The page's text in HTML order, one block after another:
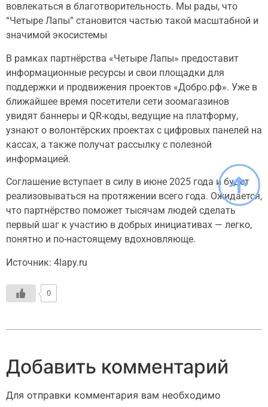
вовлекаться в благотворительность. Мы рады, что
“Четыре Лапы” становится частью такой масштабной и
значимой экосистемы
В рамках партнёрства «Четыре Лапы» предоставит
информационные ресурсы и свои площадки для
поддержки и продвижения проектов «Добро.рф». Уже в
ближайшее время посетители сети зоомагазинов
увидят баннеры и QR-коды, ведущие на платформу,
узнают о волонтёрских проектах с цифровых панелей на
кассах, а также получат рассылку с полезной
информацией.
Соглашение вступает в силу в июне 2025 года и будет
реализовываться на протяжении всего года. Ожидается,
что партнёрство поможет тысячам людей сделать
первый шаг к участию в добрых инициативах — легко,
понятно и по-настоящему вдохновляюще.
Источник: 4lapy.ru
0
Добавить комментарий
Для отправки комментария вам необходимо